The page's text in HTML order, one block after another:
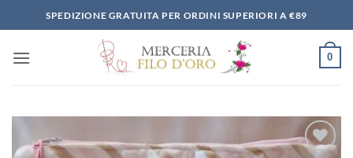
ai
SPEDIZIONE GRATUITA PER ORDINI SUPERIORI A €89
0